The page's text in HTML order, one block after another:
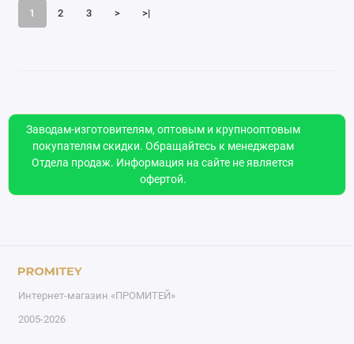
1 2 3 > >|
Заводам-изготовителям, оптовым и крупнооптовым
покупателям скидки. Обращайтесь к менеджерам
Отдела продаж. Информация на сайте не является
офертой.
Интернет-магазин «ПРОМИТЕЙ»
2005-2026